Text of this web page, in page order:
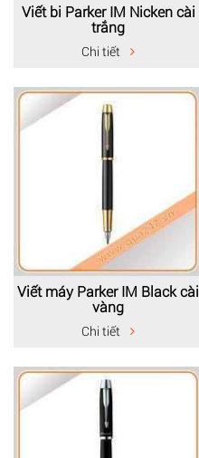
Viết bi Parker IM Nicken cài
trắng
Chi tiết
Viết máy Parker IM Black cài
vàng
Chi tiết